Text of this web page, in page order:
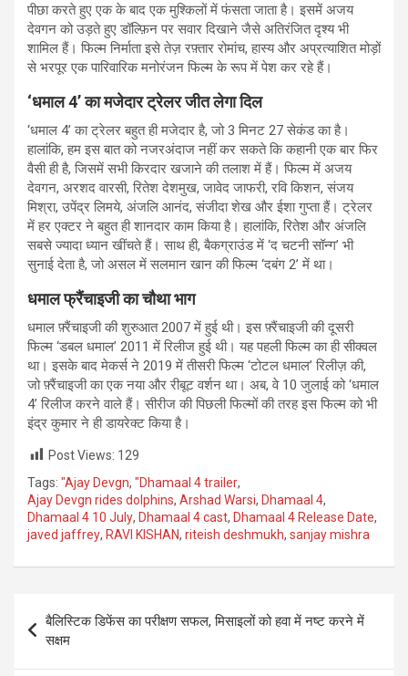
पीछा करते हुए एक के बाद एक मुश्किलों में फंसता जाता है। इसमें अजय
देवगन को उड़ते हुए डॉल्फ़िन पर सवार दिखाने जैसे अतिरंजित दृश्य भी
शामिल हैं। फिल्म निर्माता इसे तेज़ रफ़्तार रोमांच, हास्य और अप्रत्याशित मोड़ों
से भरपूर एक पारिवारिक मनोरंजन फिल्म के रूप में पेश कर रहे हैं।
‘धमाल 4’ का मजेदार ट्रेलर जीत लेगा दिल
‘धमाल 4’ का ट्रेलर बहुत ही मजेदार है, जो 3 मिनट 27 सेकंड का है।
हालांकि, हम इस बात को नजरअंदाज नहीं कर सकते कि कहानी एक बार फिर
वैसी ही है, जिसमें सभी किरदार खजाने की तलाश में हैं। फिल्म में अजय
देवगन, अरशद वारसी, रितेश देशमुख, जावेद जाफरी, रवि किशन, संजय
मिश्रा, उपेंद्र लिमये, अंजलि आनंद, संजीदा शेख और ईशा गुप्ता हैं। ट्रेलर
में हर एक्टर ने बहुत ही शानदार काम किया है। हालांकि, रितेश और अंजलि
सबसे ज्यादा ध्यान खींचते हैं। साथ ही, बैकग्राउंड में ‘द चटनी सॉन्ग’ भी
सुनाई देता है, जो असल में सलमान खान की फिल्म ‘दबंग 2’ में था।
धमाल फ्रैंचाइजी का चौथा भाग
धमाल फ़्रैंचाइजी की शुरुआत 2007 में हुई थी। इस फ़्रैंचाइजी की दूसरी
फिल्म ‘डबल धमाल’ 2011 में रिलीज हुई थी। यह पहली फिल्म का ही सीक्वल
था। इसके बाद मेकर्स ने 2019 में तीसरी फिल्म ‘टोटल धमाल’ रिलीज़ की,
जो फ़्रैंचाइजी का एक नया और रीबूट वर्शन था। अब, वे 10 जुलाई को ‘धमाल
4’ रिलीज करने वाले हैं। सीरीज की पिछली फिल्मों की तरह इस फिल्म को भी
इंद्र कुमार ने ही डायरेक्ट किया है।
Post Views: 129
Tags: "Ajay Devgn, "Dhamaal 4 trailer,
Ajay Devgn rides dolphins, Arshad Warsi, Dhamaal 4,
Dhamaal 4 10 July, Dhamaal 4 cast, Dhamaal 4 Release Date,
javed jaffrey, RAVI KISHAN, riteish deshmukh, sanjay mishra
Post
navigation
बैलिस्टिक डिफेंस का परीक्षण सफल, मिसाइलों को हवा में नष्ट करने में
सक्षम